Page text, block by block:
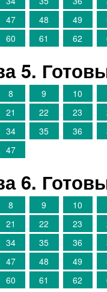
47 48 49
60 61 62
5.
8 9 10
21 22 23
34 35 36
47
6.
8 9 10
21 22 23
34 35 36
47 48 49
60 61 62